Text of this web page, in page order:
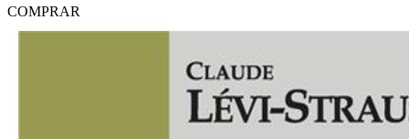
COMPRAR